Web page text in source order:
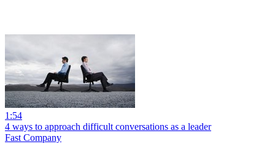
1:54
4 ways to approach difficult conversations as a leader
Fast Company